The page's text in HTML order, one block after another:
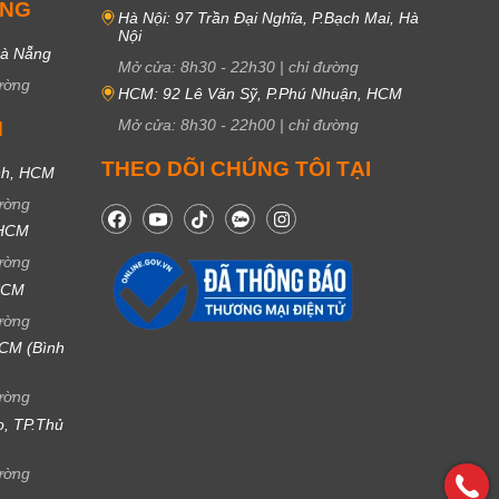
Nẵng
HCM
(Bình
TP.Thủ
Hà Nội: 97 Trần Đại Nghĩa, P.Bạch Mai, Hà
Nội
Mở cửa: 8h30 - 22h30 | chỉ đường
HCM: 92 Lê Văn Sỹ, P.Phú Nhuận, HCM
Mở cửa: 8h30 - 22h00 | chỉ đường
THEO DÕI CHÚNG TÔI TẠI